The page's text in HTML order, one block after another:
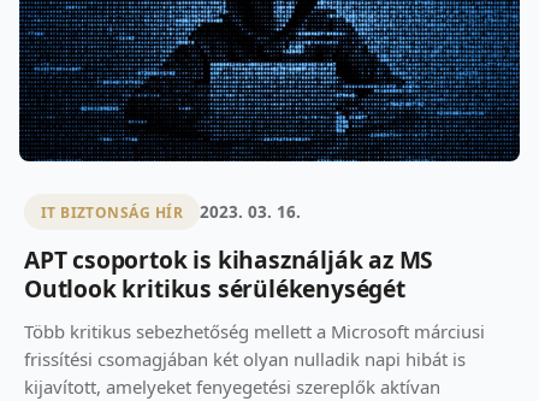
IT BIZTONSÁG HÍR 2023. 03. 16.
APT csoportok is kihasználják az MS
Outlook kritikus sérülékenységét
Több kritikus sebezhetőség mellett a Microsoft márciusi
frissítési csomagjában két olyan nulladik napi hibát is
kijavított, amelyeket fenyegetési szereplők aktívan